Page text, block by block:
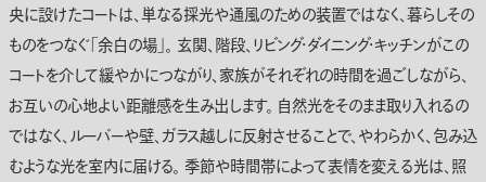
央に設けたコートは、単なる採光や通風のための装置ではなく、暮らしその
ものをつなぐ「余白の場」。 玄関、階段、リビング・ダイニング・キッチンがこの
コートを介して緩やかにつながり、家族がそれぞれの時間を過ごしながら、
お互いの心地よい距離感を生み出します。 自然光をそのまま取り入れるの
ではなく、ルーバーや壁、ガラス越しに反射させることで、やわらかく、包み込
むような光を室内に届ける。 季節や時間帯によって表情を変える光は、照